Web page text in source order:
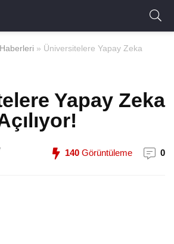
» Üniversitelere Yapay Zeka
Yapay Zeka
140 Görüntüleme 0